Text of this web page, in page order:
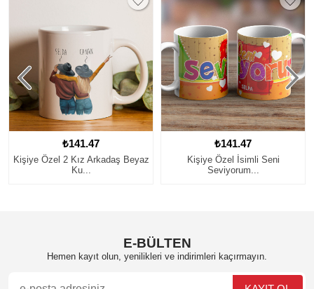
₺141.47
Kişiye Özel İsimli Seni
Seviyorum...
₺141.47
Kişiye Özel Fotoğraflı Sevgili
Kup...
E-BÜLTEN
Hemen kayıt olun, yenilikleri ve indirimleri kaçırmayın.